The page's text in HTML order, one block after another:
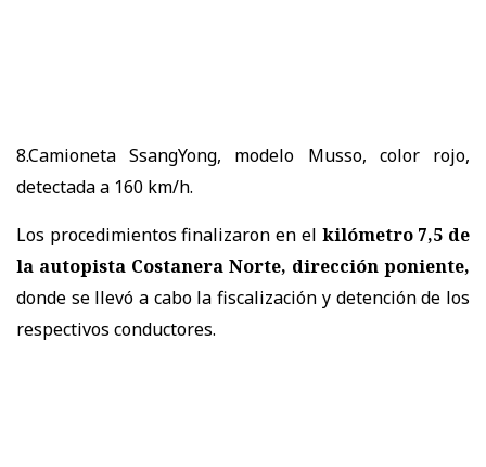
8.Camioneta SsangYong, modelo Musso, color rojo,
detectada a 160 km/h.
Los procedimientos finalizaron en el kilómetro 7,5 de
la autopista Costanera Norte, dirección poniente,
donde se llevó a cabo la fiscalización y detención de los
respectivos conductores.